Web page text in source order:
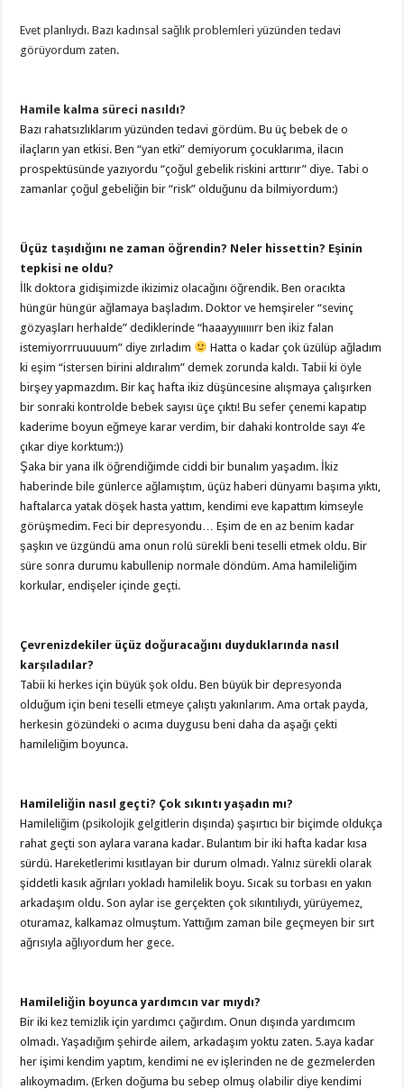
Evet planlıydı. Bazı kadınsal sağlık problemleri yüzünden tedavi
görüyordum zaten.
Hamile kalma süreci nasıldı?
Bazı rahatsızlıklarım yüzünden tedavi gördüm. Bu üç bebek de o
ilaçların yan etkisi. Ben “yan etki” demiyorum çocuklarıma, ilacın
prospektüsünde yazıyordu “çoğul gebelik riskini arttırır” diye. Tabi o
zamanlar çoğul gebeliğin bir “risk” olduğunu da bilmiyordum:)
Üçüz taşıdığını ne zaman öğrendin? Neler hissettin? Eşinin
tepkisi ne oldu?
İlk doktora gidişimizde ikizimiz olacağını öğrendik. Ben oracıkta
hüngür hüngür ağlamaya başladım. Doktor ve hemşireler “sevinç
gözyaşları herhalde” dediklerinde “haaayyıııııırr ben ikiz falan
istemiyorrruuuuum” diye zırladım
Hatta o kadar çok üzülüp ağladım
ki eşim “istersen birini aldıralım” demek zorunda kaldı. Tabii ki öyle
birşey yapmazdım. Bir kaç hafta ikiz düşüncesine alışmaya çalışırken
bir sonraki kontrolde bebek sayısı üçe çıktı! Bu sefer çenemi kapatıp
kaderime boyun eğmeye karar verdim, bir dahaki kontrolde sayı 4’e
çıkar diye korktum:))
Şaka bir yana ilk öğrendiğimde ciddi bir bunalım yaşadım. İkiz
haberinde bile günlerce ağlamıştım, üçüz haberi dünyamı başıma yıktı,
haftalarca yatak döşek hasta yattım, kendimi eve kapattım kimseyle
görüşmedim. Feci bir depresyondu… Eşim de en az benim kadar
şaşkın ve üzgündü ama onun rolü sürekli beni teselli etmek oldu. Bir
süre sonra durumu kabullenip normale döndüm. Ama hamileliğim
korkular, endişeler içinde geçti.
Çevrenizdekiler üçüz doğuracağını duyduklarında nasıl
karşıladılar?
Tabii ki herkes için büyük şok oldu. Ben büyük bir depresyonda
olduğum için beni teselli etmeye çalıştı yakınlarım. Ama ortak payda,
herkesin gözündeki o acıma duygusu beni daha da aşağı çekti
hamileliğim boyunca.
Hamileliğin nasıl geçti? Çok sıkıntı yaşadın mı?
Hamileliğim (psikolojik gelgitlerin dışında) şaşırtıcı bir biçimde oldukça
rahat geçti son aylara varana kadar. Bulantım bir iki hafta kadar kısa
sürdü. Hareketlerimi kısıtlayan bir durum olmadı. Yalnız sürekli olarak
şiddetli kasık ağrıları yokladı hamilelik boyu. Sıcak su torbası en yakın
arkadaşım oldu. Son aylar ise gerçekten çok sıkıntılıydı, yürüyemez,
oturamaz, kalkamaz olmuştum. Yattığım zaman bile geçmeyen bir sırt
ağrısıyla ağlıyordum her gece.
Hamileliğin boyunca yardımcın var mıydı?
Bir iki kez temizlik için yardımcı çağırdım. Onun dışında yardımcım
olmadı. Yaşadığım şehirde ailem, arkadaşım yoktu zaten. 5.aya kadar
her işimi kendim yaptım, kendimi ne ev işlerinden ne de gezmelerden
alıkoymadım. (Erken doğuma bu sebep olmuş olabilir diye kendimi